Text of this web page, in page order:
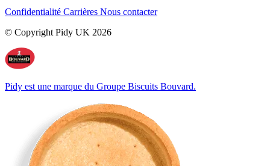
Confidentialité Carrières Nous contacter
© Copyright Pidy UK 2026
Pidy est une marque du Groupe Biscuits Bouvard.